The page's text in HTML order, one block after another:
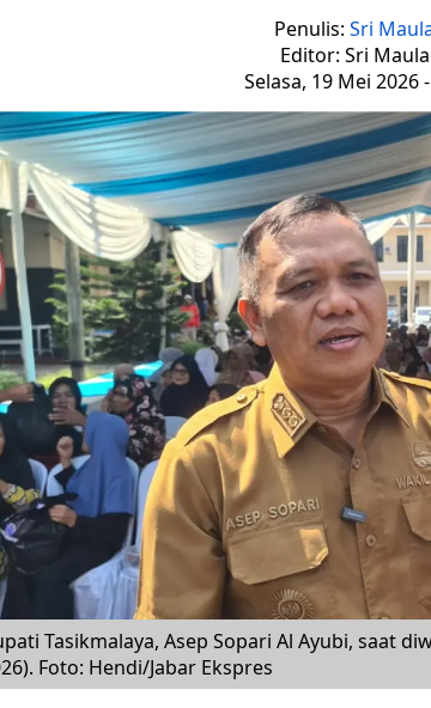
Penulis: Sri
Editor: Sri
Selasa, 19 Mei 2026
Tasikmalaya, Asep Sopari Al Ayubi, saat
Foto: Hendi/Jabar Ekspres